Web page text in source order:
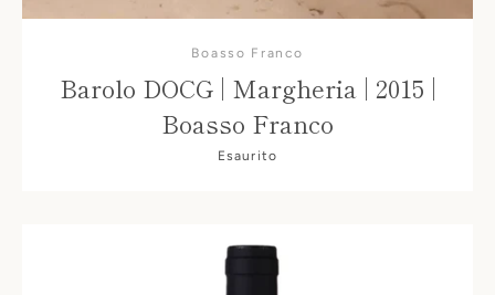
Boasso Franco
Barolo DOCG | Margheria | 2015 |
Boasso Franco
Esaurito